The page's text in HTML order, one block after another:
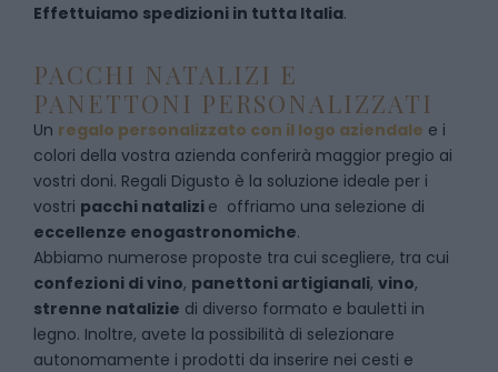
Effettuiamo spedizioni in tutta Italia.
PACCHI NATALIZI E
PANETTONI PERSONALIZZATI
Un regalo personalizzato con il logo aziendale e i
colori della vostra azienda conferirà maggior pregio ai
vostri doni. Regali Digusto è la soluzione ideale per i
vostri pacchi natalizi e offriamo una selezione di
eccellenze enogastronomiche.
Abbiamo numerose proposte tra cui scegliere, tra cui
confezioni di vino, panettoni artigianali, vino,
strenne natalizie di diverso formato e bauletti in
legno. Inoltre, avete la possibilità di selezionare
autonomamente i prodotti da inserire nei cesti e